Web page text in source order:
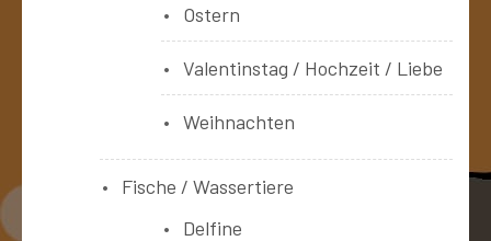
Ostern
Valentinstag / Hochzeit / Liebe
Weihnachten
Fische / Wassertiere
Delfine